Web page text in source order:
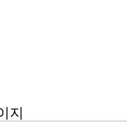
지